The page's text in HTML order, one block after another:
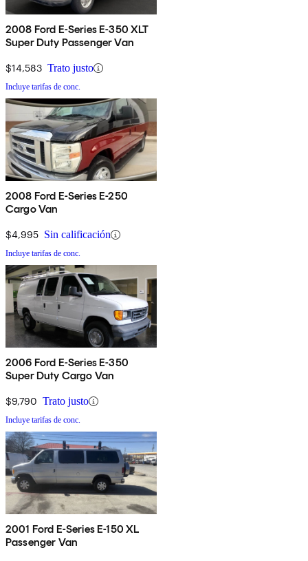
2008 Ford E-Series E-350 XLT
Super Duty Passenger Van
$14,583 Trato justo
Incluye tarifas de conc.
2008 Ford E-Series E-250
Cargo Van
$4,995 Sin calificación
Incluye tarifas de conc.
2006 Ford E-Series E-350
Super Duty Cargo Van
$9,790 Trato justo
Incluye tarifas de conc.
2001 Ford E-Series E-150 XL
Passenger Van